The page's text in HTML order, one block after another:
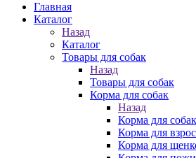
Главная
Каталог
Назад
Каталог
Товары для собак
Назад
Товары для собак
Корма для собак
Назад
Корма для собак
Корма для
Корма для